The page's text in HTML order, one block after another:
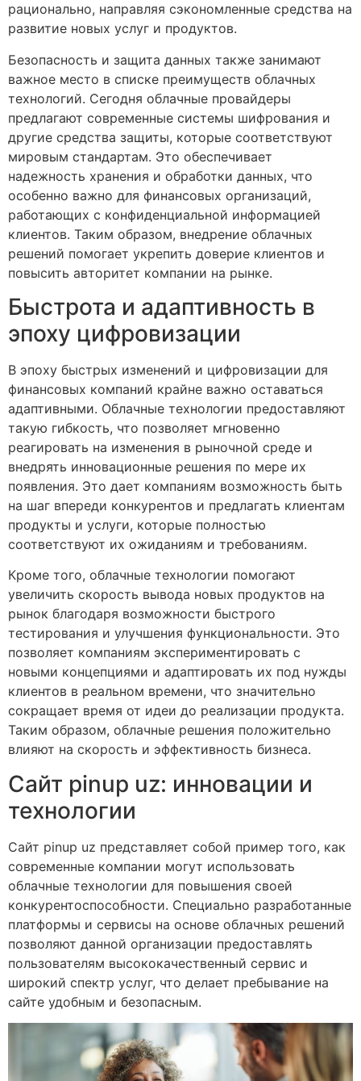
рационально, направляя сэкономленные средства на
развитие новых услуг и продуктов.
Безопасность и защита данных также занимают
важное место в списке преимуществ облачных
технологий. Сегодня облачные провайдеры
предлагают современные системы шифрования и
другие средства защиты, которые соответствуют
мировым стандартам. Это обеспечивает
надежность хранения и обработки данных, что
особенно важно для финансовых организаций,
работающих с конфиденциальной информацией
клиентов. Таким образом, внедрение облачных
решений помогает укрепить доверие клиентов и
повысить авторитет компании на рынке.
Быстрота и адаптивность в
эпоху цифровизации
В эпоху быстрых изменений и цифровизации для
финансовых компаний крайне важно оставаться
адаптивными. Облачные технологии предоставляют
такую гибкость, что позволяет мгновенно
реагировать на изменения в рыночной среде и
внедрять инновационные решения по мере их
появления. Это дает компаниям возможность быть
на шаг впереди конкурентов и предлагать клиентам
продукты и услуги, которые полностью
соответствуют их ожиданиям и требованиям.
Кроме того, облачные технологии помогают
увеличить скорость вывода новых продуктов на
рынок благодаря возможности быстрого
тестирования и улучшения функциональности. Это
позволяет компаниям экспериментировать с
новыми концепциями и адаптировать их под нужды
клиентов в реальном времени, что значительно
сокращает время от идеи до реализации продукта.
Таким образом, облачные решения положительно
влияют на скорость и эффективность бизнеса.
Сайт pinup uz: инновации и
технологии
Сайт pinup uz представляет собой пример того, как
современные компании могут использовать
облачные технологии для повышения своей
конкурентоспособности. Специально разработанные
платформы и сервисы на основе облачных решений
позволяют данной организации предоставлять
пользователям высококачественный сервис и
широкий спектр услуг, что делает пребывание на
сайте удобным и безопасным.